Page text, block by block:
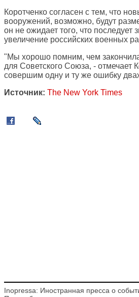
Коротченко согласен с тем, что
вооружений, возможно, будут
он не ожидает того, что последует
увеличение российских военных
"Мы хорошо помним, чем
для Советского Союза, - отмечает
совершим одну и ту же ошибку
Источник: The New York Times
Inopressa: Иностранная пресса о